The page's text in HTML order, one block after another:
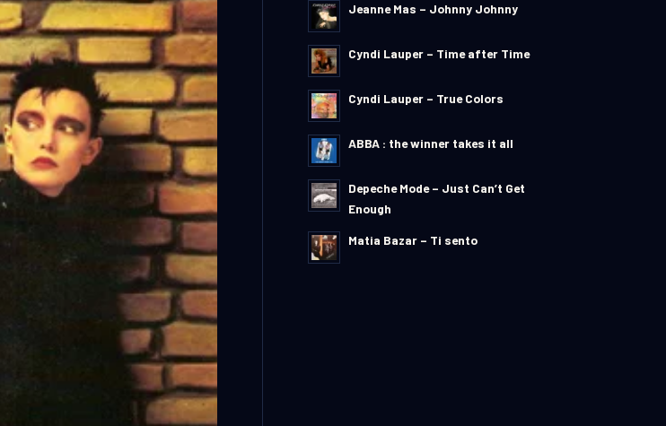
Jeanne Mas – Johnny Johnny
Cyndi Lauper – Time after Time
Cyndi Lauper – True Colors
ABBA : the winner takes it all
Depeche Mode – Just Can’t Get
Enough
Matia Bazar – Ti sento